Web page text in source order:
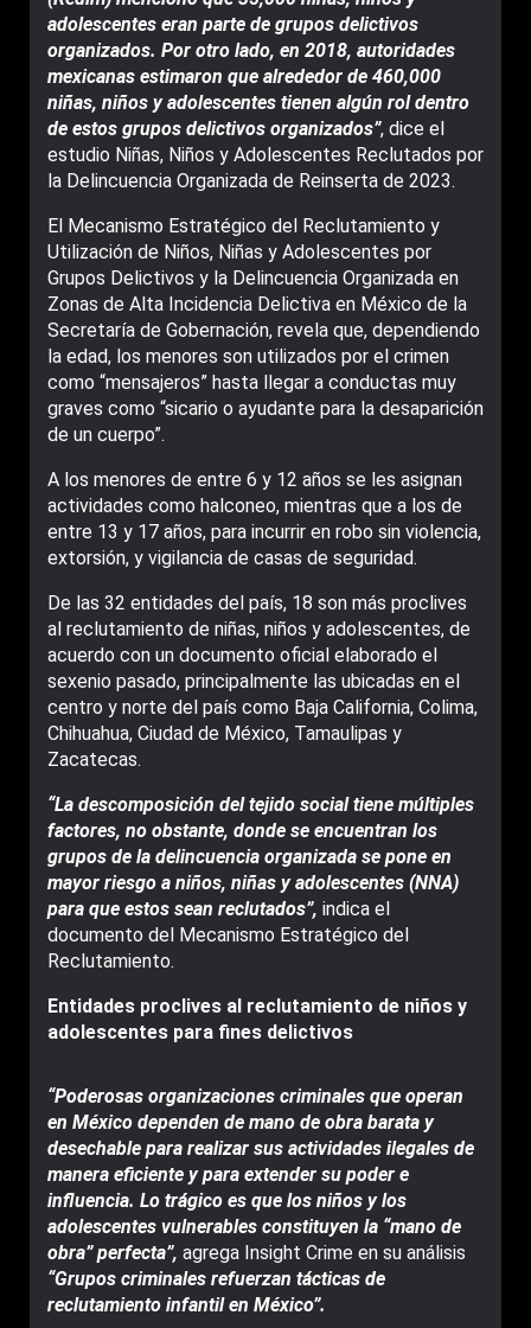
adolescentes eran parte de grupos delictivos
organizados. Por otro lado, en 2018, autoridades
mexicanas estimaron que alrededor de 460,000
niñas, niños y adolescentes tienen algún rol dentro
de estos grupos delictivos organizados”, dice el
estudio Niñas, Niños y Adolescentes Reclutados por
la Delincuencia Organizada de Reinserta de 2023.
El Mecanismo Estratégico del Reclutamiento y
Utilización de Niños, Niñas y Adolescentes por
Grupos Delictivos y la Delincuencia Organizada en
Zonas de Alta Incidencia Delictiva en México de la
Secretaría de Gobernación, revela que, dependiendo
la edad, los menores son utilizados por el crimen
como “mensajeros” hasta llegar a conductas muy
graves como “sicario o ayudante para la desaparición
de un cuerpo”.
A los menores de entre 6 y 12 años se les asignan
actividades como halconeo, mientras que a los de
entre 13 y 17 años, para incurrir en robo sin violencia,
extorsión, y vigilancia de casas de seguridad.
De las 32 entidades del país, 18 son más proclives
al reclutamiento de niñas, niños y adolescentes, de
acuerdo con un documento oficial elaborado el
sexenio pasado, principalmente las ubicadas en el
centro y norte del país como Baja California, Colima,
Chihuahua, Ciudad de México, Tamaulipas y
Zacatecas.
“La descomposición del tejido social tiene múltiples
factores, no obstante, donde se encuentran los
grupos de la delincuencia organizada se pone en
mayor riesgo a niños, niñas y adolescentes (NNA)
para que estos sean reclutados”, indica el
documento del Mecanismo Estratégico del
Reclutamiento.
Entidades proclives al reclutamiento de niños y
adolescentes para fines delictivos
“Poderosas organizaciones criminales que operan
en México dependen de mano de obra barata y
desechable para realizar sus actividades ilegales de
manera eficiente y para extender su poder e
influencia. Lo trágico es que los niños y los
adolescentes vulnerables constituyen la “mano de
obra” perfecta”, agrega Insight Crime en su análisis
“Grupos criminales refuerzan tácticas de
reclutamiento infantil en México”.